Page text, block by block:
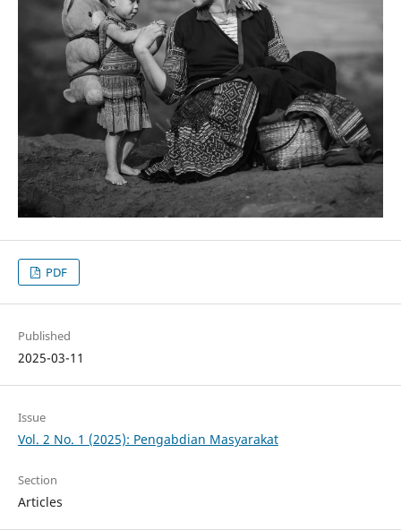
PDF
Published
2025-03-11
Issue
Vol. 2 No. 1 (2025): Pengabdian Masyarakat
Section
Articles